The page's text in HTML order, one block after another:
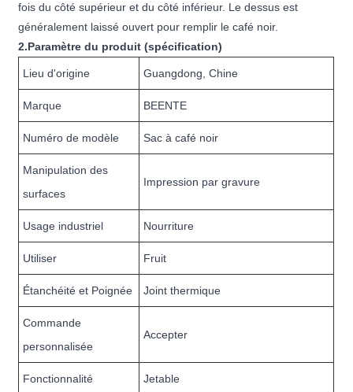
fois du côté supérieur et du côté inférieur. Le dessus est
généralement laissé ouvert pour remplir le café noir.
2.Paramètre du produit (spécification)
Lieu d'origine Guangdong, Chine
Marque BEENTE
Numéro de modèle Sac à café noir
Manipulation des
surfaces
Impression par gravure
Usage industriel Nourriture
Utiliser Fruit
Étanchéité et Poignée Joint thermique
Commande
personnalisée
Accepter
Fonctionnalité Jetable